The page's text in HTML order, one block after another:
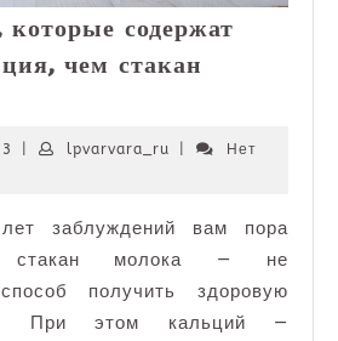
которые содержат
чем стакан
lpvarvara_rulpvarvara_ru
Нет
заблуждений вам пора
стакан молока — не
получить здоровую
При этом кальций —